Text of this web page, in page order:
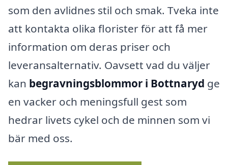
som den avlidnes stil och smak. Tveka inte
att kontakta olika florister för att få mer
information om deras priser och
leveransalternativ. Oavsett vad du väljer
kan begravningsblommor i Bottnaryd ge
en vacker och meningsfull gest som
hedrar livets cykel och de minnen som vi
bär med oss.